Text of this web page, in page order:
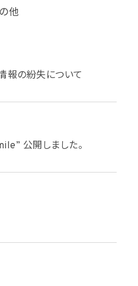
他
報の紛失について
公開しました。